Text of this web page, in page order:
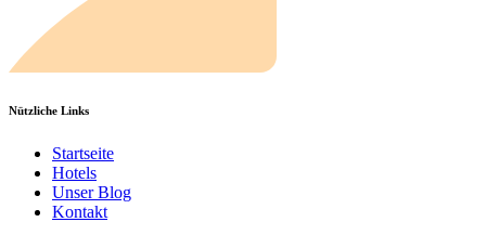
Nützliche Links
Startseite
Hotels
Unser Blog
Kontakt